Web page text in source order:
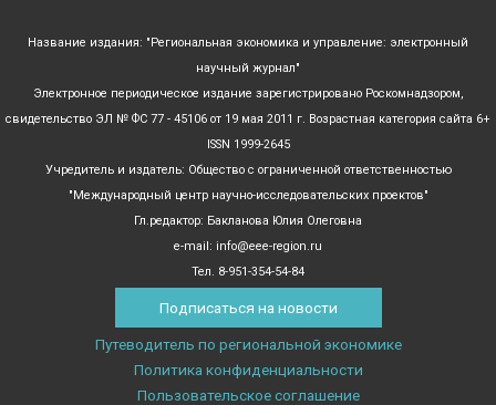
Название издания: "Региональная экономика и управление: электронный
научный журнал"
Электронное периодическое издание зарегистрировано Роскомнадзором,
свидетельство ЭЛ № ФС 77 - 45106 от 19 мая 2011 г. Возрастная категория сайта 6+
ISSN 1999-2645
Учредитель и издатель: Общество с ограниченной ответственностью
"Международный центр научно-исследовательских проектов"
Гл.редактор: Бакланова Юлия Олеговна
e-mail: info@eee-region.ru
Тел. 8-951-354-54-84
Подписаться на новости
Путеводитель по региональной экономике
Политика конфиденциальности
Пользовательское соглашение